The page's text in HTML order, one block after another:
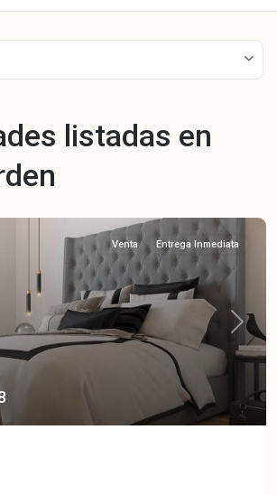
listadas en
Next
Venta Entrega Inmediata